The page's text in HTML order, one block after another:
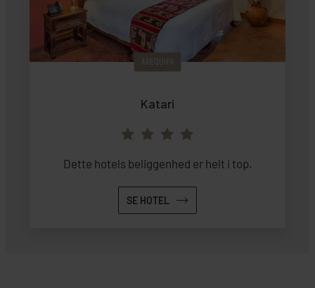
AREQUIPA
Katari
Dette hotels beliggenhed er helt i top.
SE HOTEL